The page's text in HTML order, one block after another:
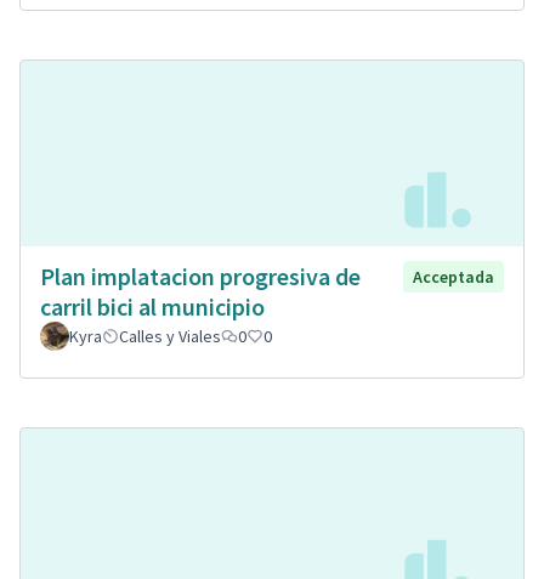
Plan implatacion progresiva de
carril bici al municipio
Acceptada
Kyra Calles y Viales 0 0